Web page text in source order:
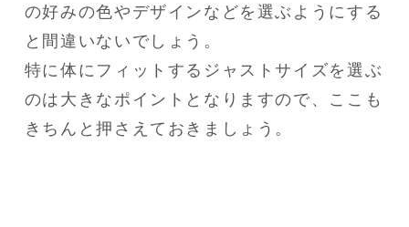
の好みの色やデザインなどを選ぶようにする
と間違いないでしょう。
特に体にフィットするジャストサイズを選ぶ
のは大きなポイントとなりますので、ここも